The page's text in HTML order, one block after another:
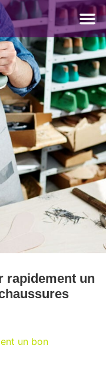
rapidement un
un bon